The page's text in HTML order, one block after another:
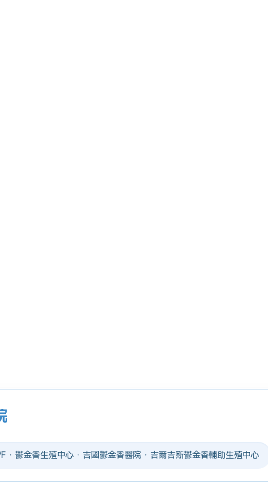
· 鬱金香生殖中心 · 吉國鬱金香醫院 · 吉爾吉斯鬱金香輔助生殖中心